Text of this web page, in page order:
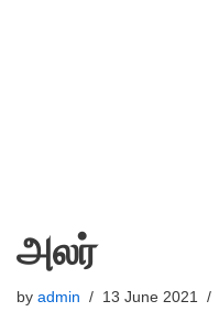
அலர்
by admin 13 June 2021